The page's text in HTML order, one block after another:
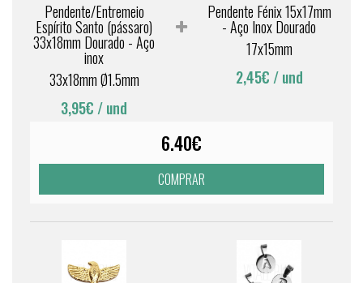
Pendente/Entremeio
Espírito Santo (pássaro)
33x18mm Dourado - Aço
inox
33x18mm Ø1.5mm
3,95€ / und
Pendente Fénix 15x17mm
- Aço Inox Dourado
17x15mm
2,45€ / und
6.40€
COMPRAR